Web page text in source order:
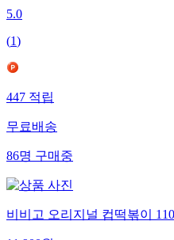
5.0
(1)
447적립
무료배송
86명구매중
비비고 오리지널 컵떡볶이